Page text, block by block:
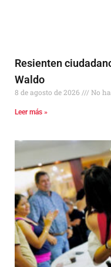
Resienten
Waldo
8 de agosto de 2026 No
Leer más »